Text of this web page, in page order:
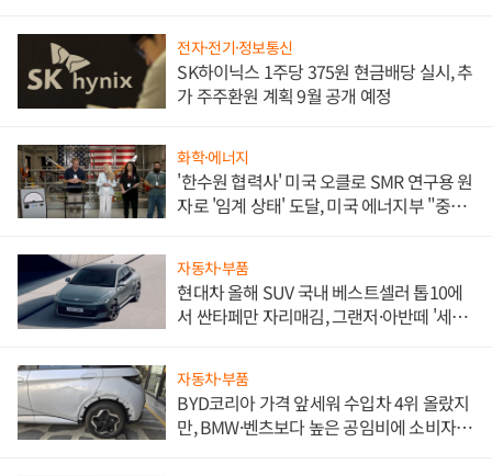
전자·전기·정보통신
SK하이닉스 1주당 375원 현금배당 실시, 추
가 주주환원 계획 9월 공개 예정
화학·에너지
'한수원 협력사' 미국 오클로 SMR 연구용 원
자로 '임계 상태' 도달, 미국 에너지부 "중요
자동차·부품
현대차 올해 SUV 국내 베스트셀러 톱10에
서 싼타페만 자리매김, 그랜저·아반떼 '세단
자동차·부품
BYD코리아 가격 앞세워 수입차 4위 올랐지
만, BMW·벤츠보다 높은 공임비에 소비자